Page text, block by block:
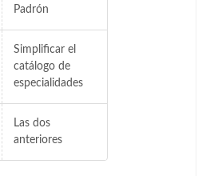
Padrón
Simplificar el
catálogo de
especialidades
Las dos
anteriores